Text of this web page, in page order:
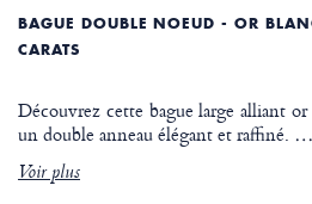
BAGUE DOUBLE NOEUD - OR
CARATS
Découvrez cette bague large alliant
un double anneau élégant et raffiné. …
Voir plus